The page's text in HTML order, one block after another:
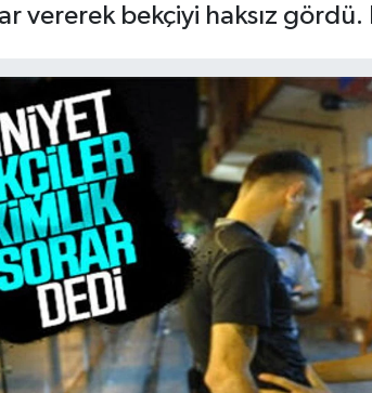
vererek bekçiyi haksız gördü.